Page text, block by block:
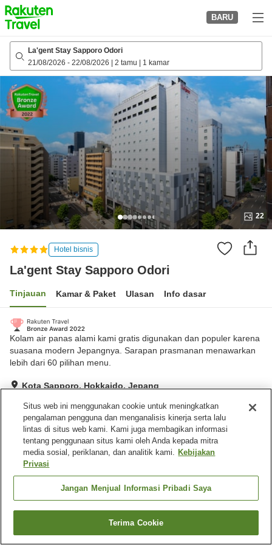
to
top
page
BARU
La'gent Stay Sapporo Odori
21/08/2026 - 22/08/2026 2 tamu 1 kamar
22
Hotel bisnis
La'gent Stay Sapporo Odori
Tinjauan Kamar & Paket Ulasan Info dasar
Kolam air panas alami kami gratis digunakan dan populer karena
suasana modern Jepangnya. Sarapan prasmanan menawarkan
lebih dari 60 pilihan menu.
Kota Sapporo, Hokkaido, Jepang
Hebat Ulasan:539
Fasilitas properti
Wi-Fi
Beranda
Cari kamar
Situs web ini menggunakan cookie untuk meningkatkan
pengalaman pengguna dan menganalisis kinerja serta lalu
lintas di situs web kami. Kami juga membagikan informasi
tentang penggunaan situs kami oleh Anda kepada mitra
media sosial, periklanan, dan analitik kami. Kebijakan
Privasi
Jangan Menjual Informasi Pribadi Saya
Terima Cookie